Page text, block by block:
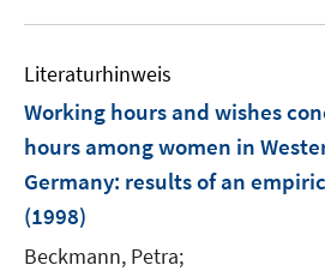
u
F
n
s
Literaturhinweis
Working hours and wishes
hours among women in
Germany: results of an
(1998)
Beckmann, Petra;